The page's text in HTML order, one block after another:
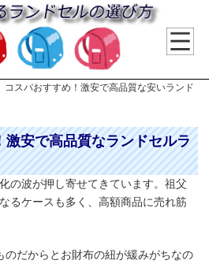
コスパおすすめ！激安で高品質な安いランド
激安で高品質なランドセルラ
の波が押し寄せてきています。祖父
るケースも多く、高額商品に売れ筋
のだからとお財布の紐が緩みがちなの